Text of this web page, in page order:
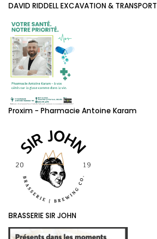
DAVID RIDDELL EXCAVATION & TRANSPORT
Proxim - Pharmacie Antoine Karam
BRASSERIE SIR JOHN